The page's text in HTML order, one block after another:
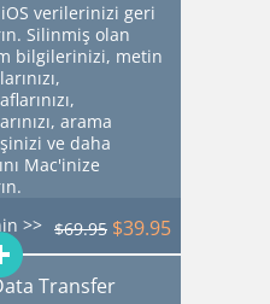
iOS verilerinizi geri
Silinmiş olan
bilgilerinizi, metin
arama
ve daha
Mac'inize
>> $69.95 $39.95
Transfer